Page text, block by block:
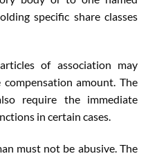
specific share classes
of association may
amount. The
require the immediate
in certain cases.
must not be abusive. The